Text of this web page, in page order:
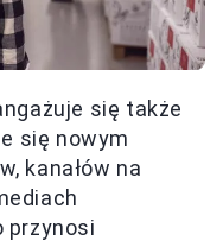
się także
się nowym
kanałów na
przynosi